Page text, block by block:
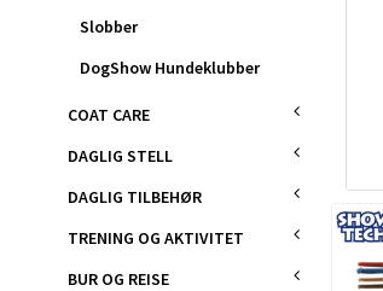
Slobber
DogShow Hundeklubber
COAT CARE
DAGLIG STELL
DAGLIG TILBEHØR
TRENING OG AKTIVITET
BUR OG REISE
Utstillingsline nylon (White)
ShowT
Kjøp